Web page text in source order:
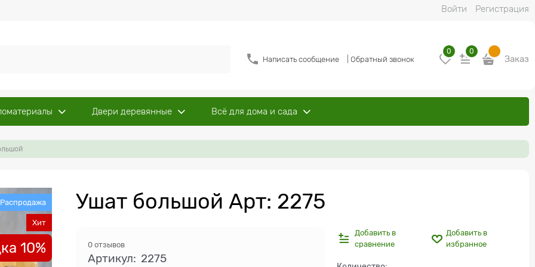
Войти Регистрация
Написать сообщение Обратный звонок
0 0
Заказ
Двери деревянные Всё для дома и сада
Распродажа
Хит
10%
Ушат большой Арт: 2275
0 отзывов
Артикул: 2275
Добавить в
сравнение
Добавить в
избранное